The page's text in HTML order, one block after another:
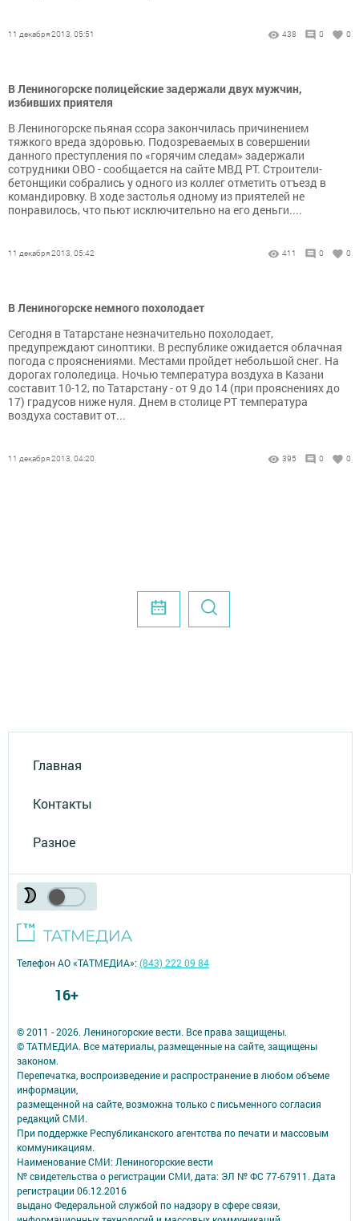
11 декабря 2013, 05:51 438 0 0
В Лениногорске полицейские задержали двух мужчин,
избивших приятеля
В Лениногорске пьяная ссора закончилась причинением
тяжкого вреда здоровью. Подозреваемых в совершении
данного преступления по «горячим следам» задержали
сотрудники ОВО - сообщается на сайте МВД РТ. Строители-
бетонщики собрались у одного из коллег отметить отъезд в
командировку. В ходе застолья одному из приятелей не
понравилось, что пьют исключительно на его деньги....
11 декабря 2013, 05:42 411 0 0
В Лениногорске немного похолодает
Сегодня в Татарстане незначительно похолодает,
предупреждают синоптики. В республике ожидается облачная
погода с прояснениями. Местами пройдет небольшой снег. На
дорогах гололедица. Ночью температура воздуха в Казани
составит 10-12, по Татарстану - от 9 до 14 (при прояснениях до
17) градусов ниже нуля. Днем в столице РТ температура
воздуха составит от...
11 декабря 2013, 04:20 395 0 0
Главная
Контакты
Разное
© 2011 - 2026. Лениногорские вести. Все права защищены.
© ТАТМЕДИА. Все материалы, размещенные на сайте, защищены
законом.
Перепечатка, воспроизведение и распространение в любом объеме
информации,
размещенной на сайте, возможна только с письменного согласия
редакций СМИ.
При поддержке Республиканского агентства по печати и массовым
коммуникациям.
Наименование СМИ: Лениногорские вести
№ свидетельства о регистрации СМИ, дата: ЭЛ № ФС 77-67911. Дата
регистрации 06.12.2016
выдано Федеральной службой по надзору в сфере связи,
Телефон АО «ТАТМЕДИА»:(843) 222 09 84
16+